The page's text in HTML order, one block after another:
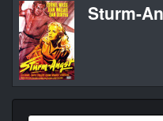
Sturm-